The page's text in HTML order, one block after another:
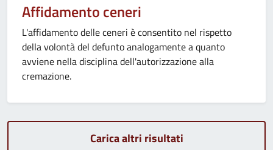
Affidamento ceneri
L'affidamento delle ceneri è consentito nel rispetto
della volontà del defunto analogamente a quanto
avviene nella disciplina dell'autorizzazione alla
cremazione.
Carica altri risultati